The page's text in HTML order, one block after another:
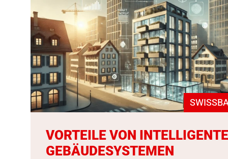
VORTEILE VON
GEBÄUDESYSTEMEN